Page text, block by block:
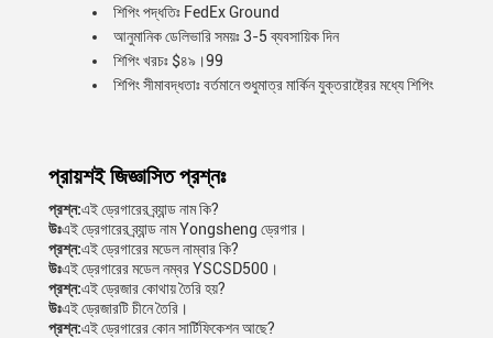
শিপিং পদ্ধতিঃ FedEx Ground
আনুমানিক ডেলিভারি সময়ঃ 3-5 ব্যবসায়িক দিন
শিপিং খরচঃ $৪৯।99
শিপিং সীমাবদ্ধতাঃ বর্তমানে শুধুমাত্র মার্কিন যুক্তরাষ্ট্রের মধ্যে শিপিং
প্রায়শই জিজ্ঞাসিত প্রশ্নঃ
প্রশ্ন:এই ড্রেগারের ব্র্যান্ড নাম কি?
উঃএই ড্রেগারের ব্র্যান্ড নাম Yongsheng ড্রেগার।
প্রশ্ন:এই ড্রেগারের মডেল নাম্বার কি?
উঃএই ড্রেগারের মডেল নম্বর YSCSD500।
প্রশ্ন:এই ড্রেজার কোথায় তৈরি হয়?
উঃএই ড্রেজারটি চীনে তৈরি।
প্রশ্ন:এই ড্রেগারের কোন সার্টিফিকেশন আছে?